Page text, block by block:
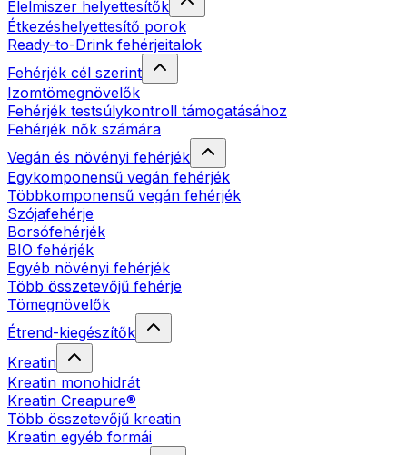
Élelmiszer helyettesítők
Étkezéshelyettesítő porok
Ready-to-Drink fehérjeitalok
Fehérjék cél szerint
Izomtömegnövelők
Fehérjék testsúlykontroll támogatásához
Fehérjék nők számára
Vegán és növényi fehérjék
Egykomponensű vegán fehérjék
Többkomponensű vegán fehérjék
Szójafehérje
Borsófehérjék
BIO fehérjék
Egyéb növényi fehérjék
Több összetevőjű fehérje
Tömegnövelők
Étrend-kiegészítők
Kreatin
Kreatin monohidrát
Kreatin Creapure®
Több összetevőjű kreatin
Kreatin egyéb formái